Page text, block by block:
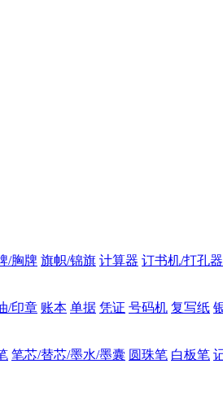
/胸牌 旗帜/锦旗 计算器 订书机/打孔器
/印章 账本 单据 凭证 号码机 复写纸
笔芯/替芯/墨水/墨囊 圆珠笔 白板笔